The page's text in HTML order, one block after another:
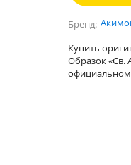
Бренд
Купить
Образок «Св.
официальном